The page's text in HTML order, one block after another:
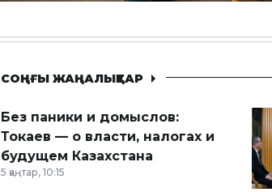
СОҢҒЫ ЖАҢАЛЫҚТАР
Без паники и домыслов:
Токаев — о власти, налогах и
будущем Казахстана
5 қаңтар, 10:15